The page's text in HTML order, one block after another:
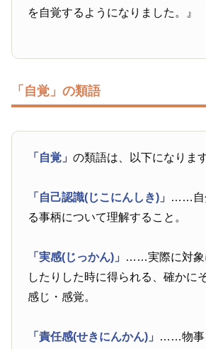
を自覚するようになりました。』
「自覚」の類語
「自覚」の類語は、以下になります
「自己認識(じこにんしき)」 ……自
る事柄について理解すること。
「実感(じっかん)」 ……実際に対象
したりした時に得られる、確かに
感じ・感覚。
「責任感(せきにんかん)」 ……物事